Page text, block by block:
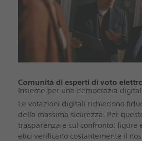
Comunità di esperti di voto
Insieme per una democrazia
Le votazioni digitali richiedono
della massima sicurezza. Per
trasparenza e sul confronto: figure
etici verificano costantemente il